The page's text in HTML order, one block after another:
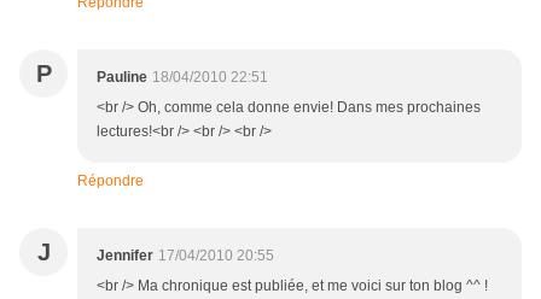
P Pauline 18/04/2010 22:51
<br /> Oh, comme cela donne envie! Dans mes prochaines
lectures!<br /> <br /> <br />
Répondre
J Jennifer 17/04/2010 20:55
<br /> Ma chronique est publiée, et me voici sur ton blog ^^ !